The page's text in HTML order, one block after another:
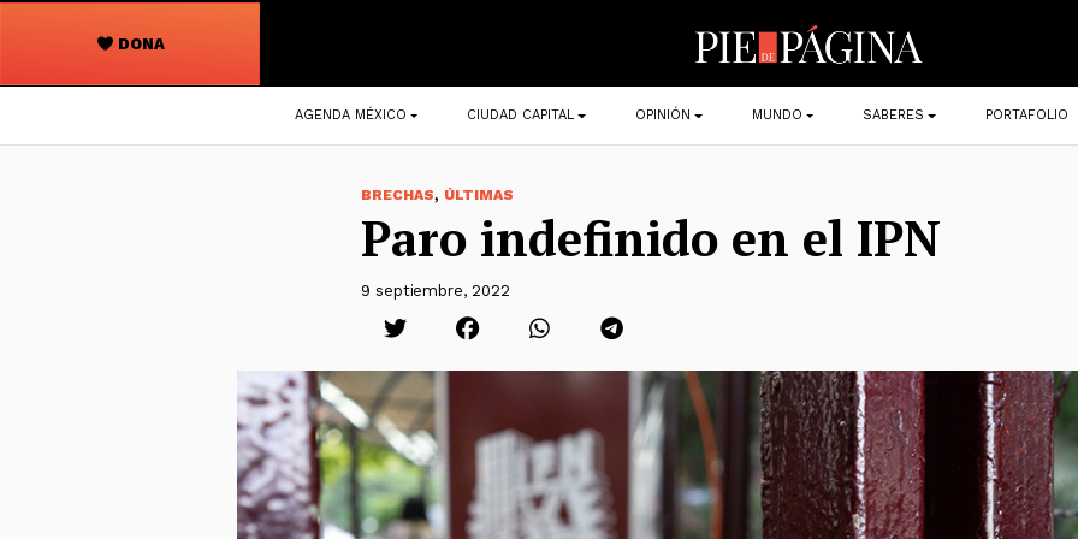
DONA
Navegación
principal
AGENDA MÉXICO CIUDAD CAPITAL OPINIÓN MUNDO SABERES PORTAFOLIO
BRECHAS, ÚLTIMAS
Paro indefinido en el IPN
9 septiembre, 2022